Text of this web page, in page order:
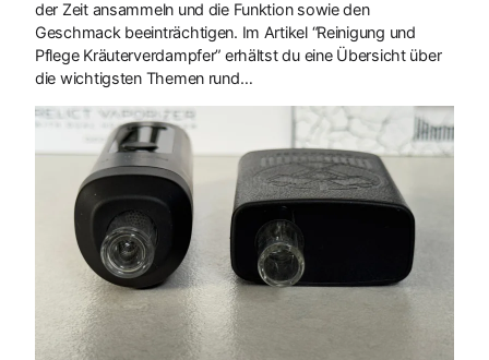
der Zeit ansammeln und die Funktion sowie den
Geschmack beeinträchtigen. Im Artikel “Reinigung und
Pflege Kräuterverdampfer” erhältst du eine Übersicht über
die wichtigsten Themen rund…